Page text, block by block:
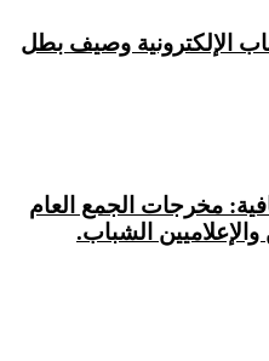
الإلكترونية وصيف بطل
مخرجات الجمع العام
والإعلاميين الشباب.